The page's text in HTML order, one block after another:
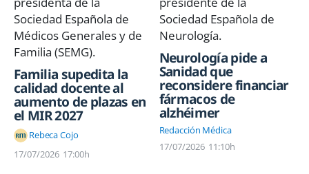
Familia supedita la
calidad docente al
aumento de plazas en
el MIR 2027
Rebeca Cojo
17/07/2026 17:00h
Neurología pide a
Sanidad que
reconsidere financiar
fármacos de
alzhéimer
Redacción Médica
17/07/2026 11:10h